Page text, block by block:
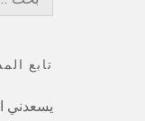
تابع
يسعدني